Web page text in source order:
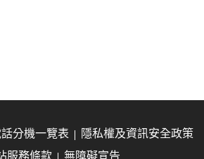
分機一覽表
隱私權及資訊安全政策
服務條款
無障礙宣告